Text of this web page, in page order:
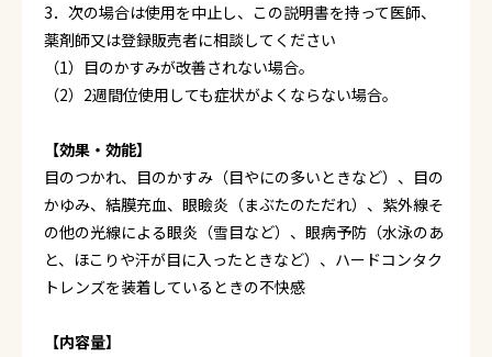
3．次の場合は使用を中止し、この説明書を持って医師、
薬剤師又は登録販売者に相談してください
（1）目のかすみが改善されない場合。
（2）2週間位使用しても症状がよくならない場合。
【効果・効能】
目のつかれ、目のかすみ（目やにの多いときなど）、目の
かゆみ、結膜充血、眼瞼炎（まぶたのただれ）、紫外線そ
の他の光線による眼炎（雪目など）、眼病予防（水泳のあ
と、ほこりや汗が目に入ったときなど）、ハードコンタク
トレンズを装着しているときの不快感
【内容量】